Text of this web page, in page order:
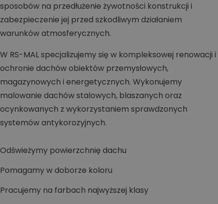
sposobów na przedłużenie żywotności konstrukcji i
zabezpieczenie jej przed szkodliwym działaniem
warunków atmosferycznych.
W RS-MAL specjalizujemy się w kompleksowej renowacji i
ochronie dachów obiektów przemysłowych,
magazynowych i energetycznych. Wykonujemy
malowanie dachów stalowych, blaszanych oraz
ocynkowanych z wykorzystaniem sprawdzonych
systemów antykorozyjnych.
Odświeżymy powierzchnię dachu
Pomagamy w doborze koloru
Pracujemy na farbach najwyższej klasy